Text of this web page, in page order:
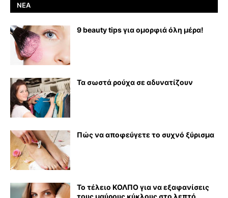
ΝΈΑ
9 beauty tips για ομορφιά όλη μέρα!
Τα σωστά ρούχα σε αδυνατίζουν
Πώς να αποφεύγετε το συχνό ξύρισμα
Το τέλειο ΚΟΛΠΟ για να εξαφανίσεις